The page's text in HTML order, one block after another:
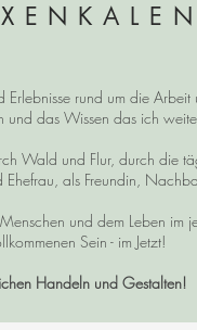
rund um die
und das Wissen das ich
Wald und Flur, durch die
als Freundin,
und dem Leben im
Sein - im Jetzt!
Handeln und Gestalten!